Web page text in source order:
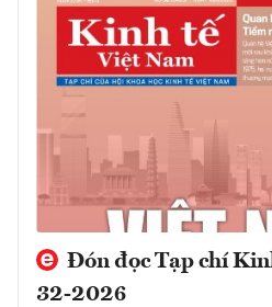
Đón đọc Tạp chí
32-2026